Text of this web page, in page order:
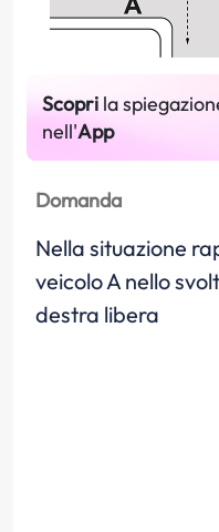
Scopri la
nell'App
Domanda
Nella situazione
veicolo A nello
destra libera